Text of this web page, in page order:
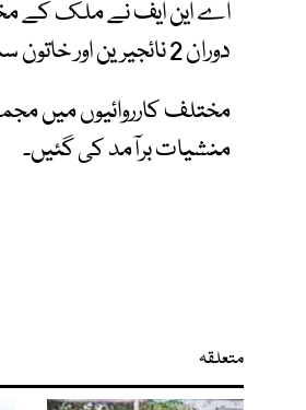
دوران 2 نائجیرین اور خاتون سمیت 6 ملزمان گرفتار کرلیے۔
منشیات برآمد کی گئیں۔
متعلقہ